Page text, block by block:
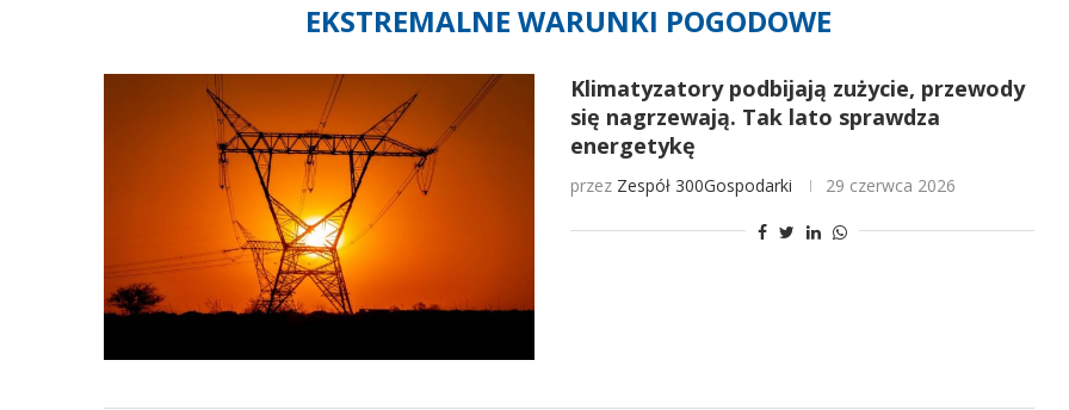
EKSTREMALNE WARUNKI POGODOWE
Klimatyzatory podbijają zużycie, przewody
się nagrzewają. Tak lato sprawdza
energetykę
przez Zespół 300Gospodarki 29 czerwca 2026